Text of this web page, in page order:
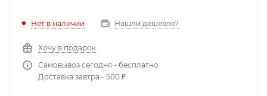
Нет в наличии Нашли дешевле?
Хочу в подарок
Самовывоз сегодня - бесплатно
Доставка завтра - 500 ₽